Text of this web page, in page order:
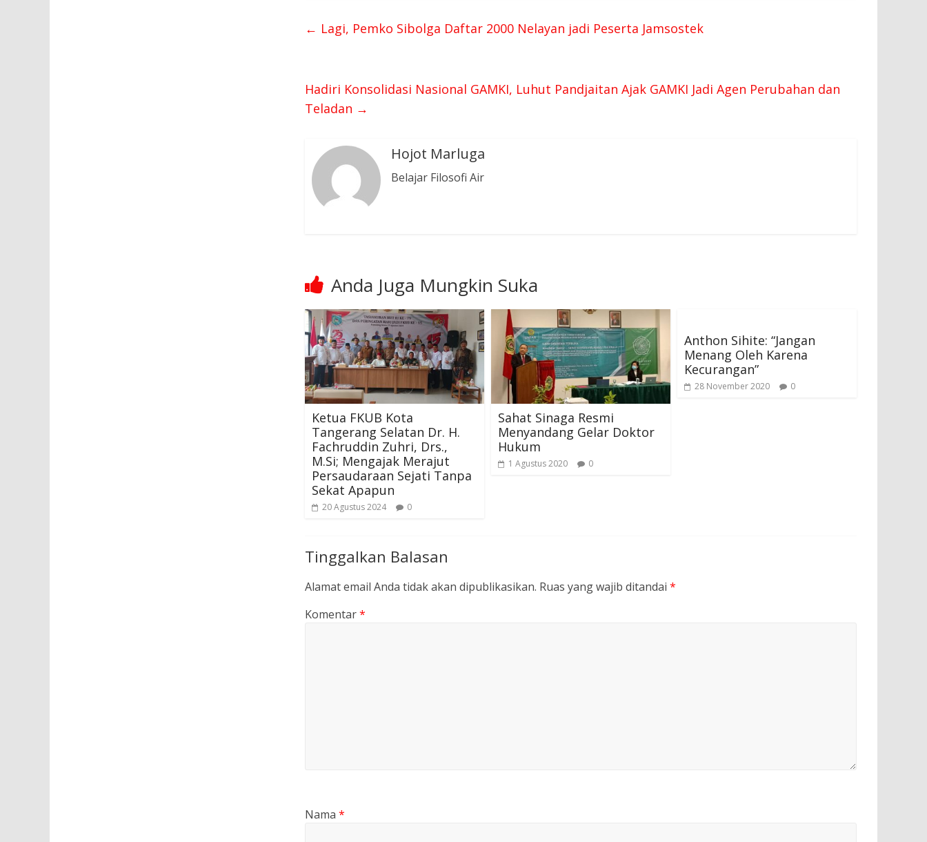
← Lagi, Pemko Sibolga Daftar 2000 Nelayan jadi Peserta Jamsostek
Hadiri Konsolidasi Nasional GAMKI, Luhut Pandjaitan Ajak GAMKI Jadi Agen Perubahan dan
Teladan →
Hojot Marluga
Belajar Filosofi Air
Anda Juga Mungkin Suka
Ketua FKUB Kota
Tangerang Selatan Dr. H.
Fachruddin Zuhri, Drs.,
M.Si; Mengajak Merajut
Persaudaraan Sejati Tanpa
Sekat Apapun
20 Agustus 2024 0
Sahat Sinaga Resmi
Menyandang Gelar Doktor
Hukum
1 Agustus 2020 0
Anthon Sihite: “Jangan
Menang Oleh Karena
Kecurangan”
28 November 2020 0
Tinggalkan Balasan
Alamat email Anda tidak akan dipublikasikan. Ruas yang wajib ditandai *
Komentar*
Nama *